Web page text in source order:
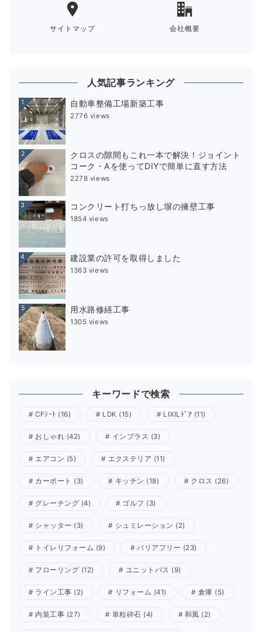
サイトマップ 会社概要
人気記事ランキング
1 自動車整備工場新築工事
2776 views
2
クロスの隙間もこれ一本で解決！ジョイント
コーク・Aを使ってDIYで簡単に直す方法
2278 views
3 コンクリート打ちっ放し塀の擁壁工事
1854 views
4 建設業の許可を取得しました
1363 views
5 用水路修繕工事
1305 views
キーワードで検索
CFｼｰﾄ (16) LDK (15) LIXILﾄﾞｱ (11)
おしゃれ (42) インプラス (3)
エアコン (5) エクステリア (11)
カーポート (3) キッチン (18) クロス (26)
グレーチング (4) ゴルフ (3)
シャッター (3) シュミレーション (2)
トイレリフォーム (9) バリアフリー (23)
フローリング (12) ユニットバス (9)
ライン工事 (2) リフォーム (41) 倉庫 (5)
内装工事 (27) 単粒砕石 (4) 和風 (2)